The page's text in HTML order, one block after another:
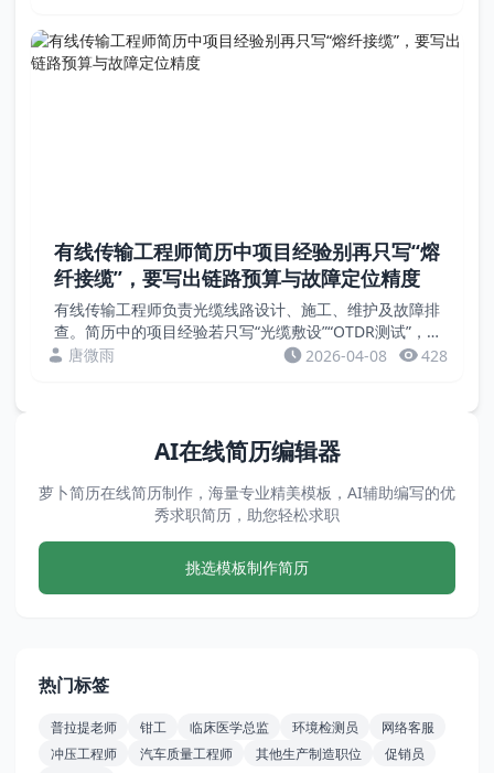
有线传输工程师简历中项目经验别再只写“熔
纤接缆”，要写出链路预算与故障定位精度
有线传输工程师负责光缆线路设计、施工、维护及故障排
查。简历中的项目经验若只写“光缆敷设”“OTDR测试”，
缺乏量化成果。招聘方关注的是链路损耗、故障定位精
唐微雨 2026-04-08 428
AI在线简历编辑器
萝卜简历在线简历制作，海量专业精美模板，AI辅助编写的优
秀求职简历，助您轻松求职
挑选模板制作简历
热门标签
普拉提老师 钳工 临床医学总监 环境检测员
网络客服
冲压工程师
汽车质量工程师 其他生产制造职位
促销员